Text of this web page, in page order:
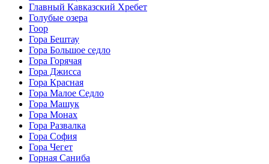
Главный Кавказский Хребет
Голубые озера
Гоор
Гора Бештау
Гора Большое седло
Гора Горячая
Гора Джисса
Гора Красная
Гора Малое Седло
Гора Машук
Гора Монах
Гора Развалка
Гора София
Гора Чегет
Горная Саниба